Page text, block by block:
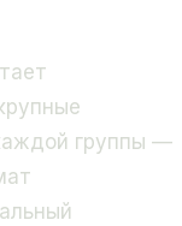
группы —